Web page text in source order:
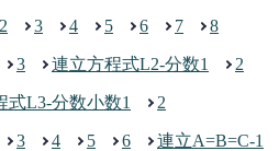
2 3 4 5 6 7 8
3 連立方程式L2-分数1 2
式L3-分数小数1 2
3 4 5 6 連立A=B=C-1